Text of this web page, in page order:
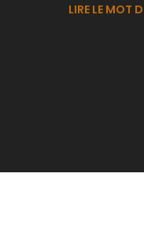
LIRE LE MOT